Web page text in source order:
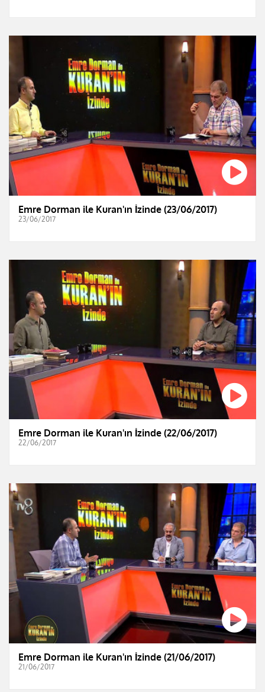
Emre Dorman ile Kuran'ın İzinde (23/06/2017)
23/06/2017
Emre Dorman ile Kuran'ın İzinde (22/06/2017)
22/06/2017
Emre Dorman ile Kuran'ın İzinde (21/06/2017)
21/06/2017